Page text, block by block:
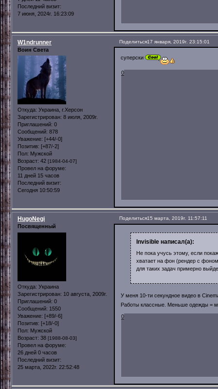
Последний визит:
7 июня, 2024г. 16:23:09
Поделиться17 января, 2019г. 23:15:01
W1ndrunner
Воин Света
Откуда: Украина, г.Херсон
Зарегистрирован: 8 июля, 2009г.
Приглашений: 0
Сообщений: 878
Уважение: [+44/-0]
Позитив: [+87/-2]
Пол: Мужской
Возраст: 42 [1984-04-07]
Провел на форуме:
11 дней 15 часов
Последний визит:
Сегодня 10:50:59
суперски
0
Поделиться15 марта, 2019г. 11:57:11
HugoNegi
Посвященный
Откуда: Украина
Зарегистрирован: 10 августа, 2009г.
Приглашений: 0
Сообщений: 1550
Уважение: [+89/-6]
Позитив: [+18/-0]
Пол: Мужской
Возраст: 38 [1988-08-03]
Провел на форуме:
26 дней 0 часов
Последний визит:
25 марта, 2022г. 22:52:48
Invisible написал(а):
Не пока учусь этому, если
хватает на фон (рендер с
для таких задач примерно
У меня 10-ти секундное видео в
Работы классные. Меньше одежды =
0